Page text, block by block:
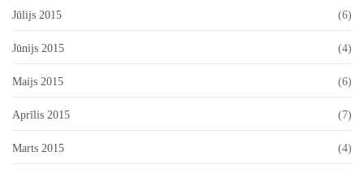
Jūlijs 2015 (6)
Jūnijs 2015 (4)
Maijs 2015 (6)
Aprīlis 2015 (7)
Marts 2015 (4)